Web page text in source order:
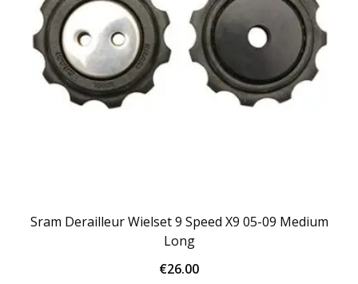
Sram Derailleur Wielset 9 Speed X9 05-09 Medium
Long
€26.00